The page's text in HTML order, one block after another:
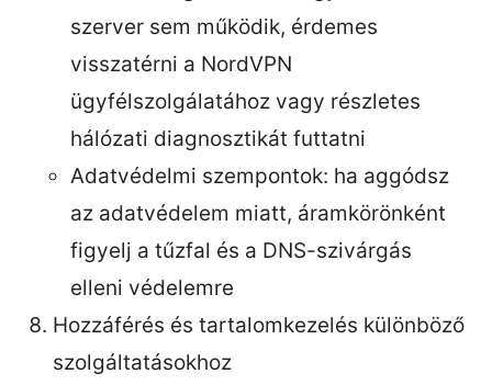
szerver sem működik, érdemes
visszatérni a NordVPN
ügyfélszolgálatához vagy részletes
hálózati diagnosztikát futtatni
Adatvédelmi szempontok: ha aggódsz
az adatvédelem miatt, áramkörönként
figyelj a tűzfal és a DNS-szivárgás
elleni védelemre
Hozzáférés és tartalomkezelés különböző
szolgáltatásokhoz